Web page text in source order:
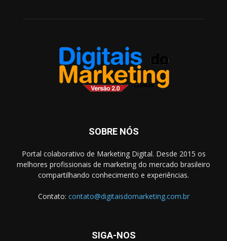
SOBRE NÓS
Portal colaborativo de Marketing Digital. Desde 2015 os
melhores profissionais de marketing do mercado brasileiro
compartilhando conhecimento e experiências.
Contato: contato@digitaisdomarketing.com.br
SIGA-NOS